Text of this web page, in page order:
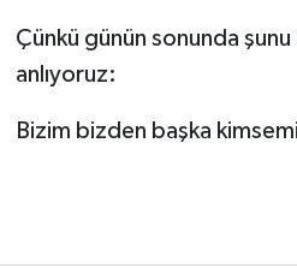
Çünkü günün sonunda
anlıyoruz:
Bizim bizden başka